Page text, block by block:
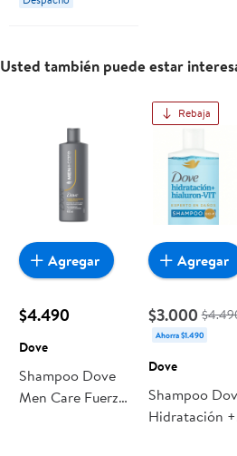
Usted también puede estar
$4.490
Dove
Shampoo Dove
Men Care Fuerza
Agregar
Rebaja
$3.000
Ahorra $1.490
Dove
Shampoo
Hidratación +
Agregar